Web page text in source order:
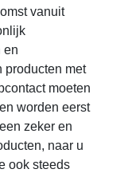
vanuit
en
producten met
moeten
worden eerst
zeker en
naar u
ook steeds